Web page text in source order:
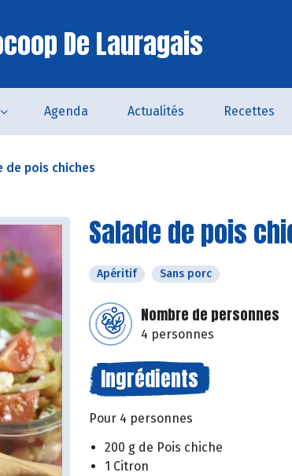
De Lauragais
Agenda Actualités Recettes
de pois chiches
Salade de pois
Apéritif Sans porc
Nombre de personnes
4 personnes
Ingrédients
Pour 4 personnes
200 g de Pois chiche
1 Citron